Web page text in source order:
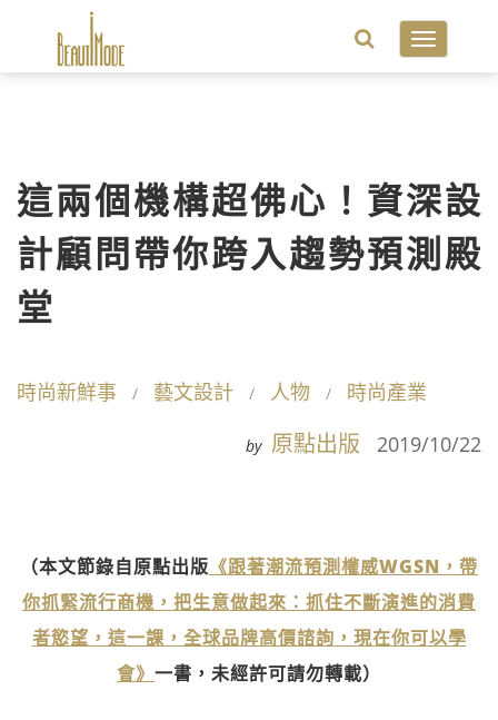
Toggle
這兩個機構超佛心！資深設
計顧問帶你跨入趨勢預測殿
堂
時尚新鮮事 藝文設計 人物 時尚產業
by 原點出版 2019/10/22
（本文節錄自原點出版 《跟著潮流預測權威WGSN，帶
你抓緊流行商機，把生意做起來：抓住不斷演進的消費
者慾望，這一課，全球品牌高價諮詢，現在你可以學
會》 一書，未經許可請勿轉載）